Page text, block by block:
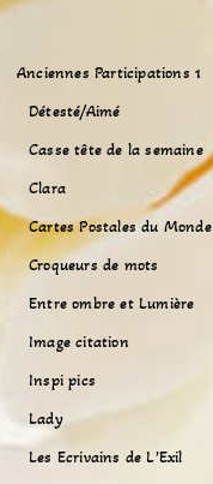
Anciennes Participations 1
Détesté/Aimé
Casse tête de la semaine
Clara
Cartes Postales du Monde
Croqueurs de mots
Entre ombre et Lumière
Image citation
Inspi pics
Lady
Les Ecrivains de L’Exil